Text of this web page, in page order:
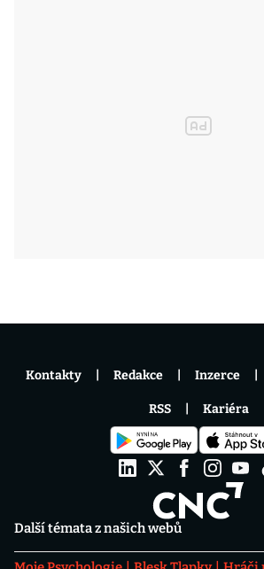
Další témata z našich webů
Kontakty Redakce Inzerce
RSS Kariéra